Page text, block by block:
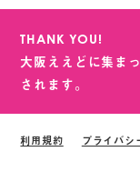
THANK YOU!
大阪ええどに集ま
されます。
利用規約 プライバシ